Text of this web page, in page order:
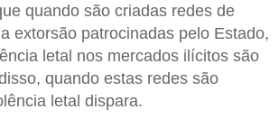
quando são criadas redes de
extorsão patrocinadas pelo Estado,
letal nos mercados ilícitos são
quando estas redes são
letal dispara.